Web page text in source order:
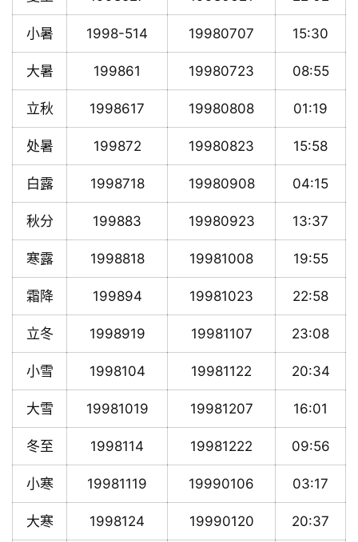
小暑 1998-514 19980707 15:30
大暑 199861 19980723 08:55
立秋 1998617 19980808 01:19
处暑 199872 19980823 15:58
白露 1998718 19980908 04:15
秋分 199883 19980923 13:37
寒露 1998818 19981008 19:55
霜降 199894 19981023 22:58
立冬 1998919 19981107 23:08
小雪 1998104 19981122 20:34
大雪 19981019 19981207 16:01
冬至 1998114 19981222 09:56
小寒 19981119 19990106 03:17
大寒 1998124 19990120 20:37